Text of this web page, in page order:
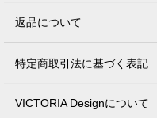
返品について
特定商取引法に基づく表記
VICTORIA Designについて